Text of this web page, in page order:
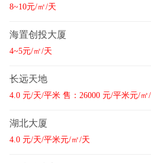
8~10元/㎡/天
海置创投大厦
4~5元/㎡/天
长远天地
4.0 元/天/平米 售：26000 元/平米元/㎡
湖北大厦
4.0 元/天/平米元/㎡/天